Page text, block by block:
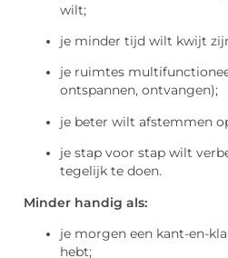
wilt;
je minder tijd wilt kwijt
je ruimtes
ontspannen, ontvangen);
je beter wilt afstemmen
je stap voor stap wilt
tegelijk te doen.
Minder handig als:
je morgen een kant-en-
hebt;